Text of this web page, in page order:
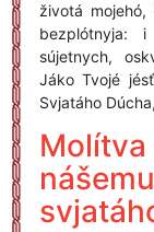
životá
bezplótnyja:
sújetnych,
Jáko Tvojé
Svjatáho